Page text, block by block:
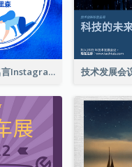
简单的创意写作名言Instagram帖子